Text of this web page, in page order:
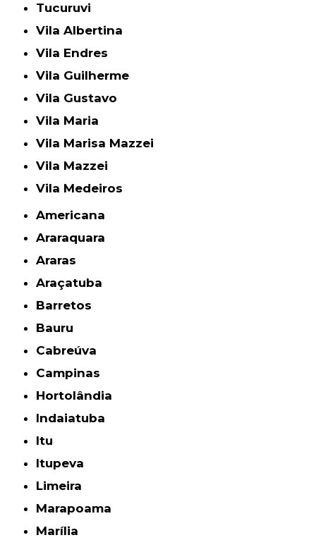
Tucuruvi
Vila Albertina
Vila Endres
Vila Guilherme
Vila Gustavo
Vila Maria
Vila Marisa Mazzei
Vila Mazzei
Vila Medeiros
Americana
Araraquara
Araras
Araçatuba
Barretos
Bauru
Cabreúva
Campinas
Hortolândia
Indaiatuba
Itu
Itupeva
Limeira
Marapoama
Marília